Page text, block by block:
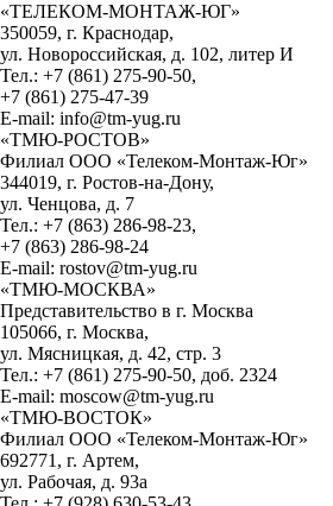
«ТЕЛЕКОМ-МОНТАЖ-ЮГ»
350059, г. Краснодар,
ул. Новороссийская, д. 102, литер И
Тел.: +7 (861) 275-90-50,
+7 (861) 275-47-39
E-mail: info@tm-yug.ru
«ТМЮ-РОСТОВ»
Филиал ООО «Телеком-Монтаж-Юг»
344019, г. Ростов-на-Дону,
ул. Ченцова, д. 7
Тел.: +7 (863) 286-98-23,
+7 (863) 286-98-24
E-mail: rostov@tm-yug.ru
«ТМЮ-МОСКВА»
Представительство в г. Москва
105066, г. Москва,
ул. Мясницкая, д. 42, стр. 3
Тел.: +7 (861) 275-90-50, доб. 2324
E-mail: moscow@tm-yug.ru
«ТМЮ-ВОСТОК»
Филиал ООО «Телеком-Монтаж-Юг»
692771, г. Артем,
ул. Рабочая, д. 93а